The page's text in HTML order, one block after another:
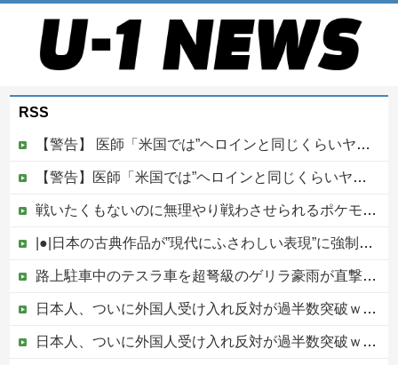
RSS
【警告】 医師「米国では”ヘロインと同じくらいヤバい薬”が日本では平気で処方されてる」
【警告】医師「米国では”ヘロインと同じくらいヤバい薬”が日本では平気で処方されてる」
戦いたくもないのに無理やり戦わさせられるポケモンが可哀想
|●|日本の古典作品が”現代にふさわしい表現”に強制変更される事態が進行中、今の価値観に照らせば……
路上駐車中のテスラ車を超弩級のゲリラ豪雨が直撃、水が溢れてどんどん浸かっていくのを……
日本人、ついに外国人受け入れ反対が過半数突破ｗｗｗ他
日本人、ついに外国人受け入れ反対が過半数突破ｗｗｗ